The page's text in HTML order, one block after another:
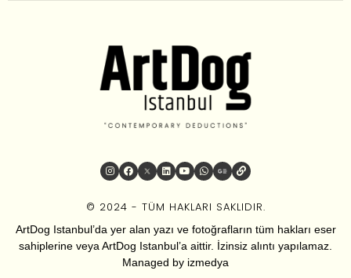
© 2024 - TÜM HAKLARI SAKLIDIR.
ArtDog Istanbul’da yer alan yazı ve fotoğrafların tüm hakları eser
sahiplerine veya ArtDog Istanbul’a aittir. İzinsiz alıntı yapılamaz.
Managed by izmedya